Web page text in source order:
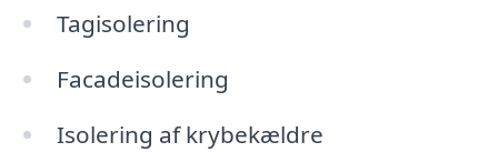
Tagisolering
Facadeisolering
Isolering af krybekældre